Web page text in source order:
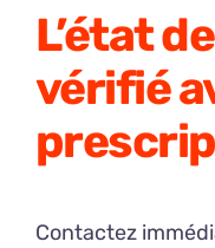
L’état
vérifié
Contactez